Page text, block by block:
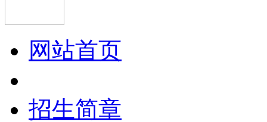
网站首页
招生简章